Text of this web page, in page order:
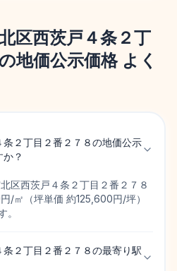
区西茨戸４条２丁
地価公示価格 よく
２丁目２番２７８の地価公示
？
区西茨戸４条２丁目２番２７８
/㎡（坪単価 約125,600円/坪）
。
２丁目２番２７８の最寄り駅